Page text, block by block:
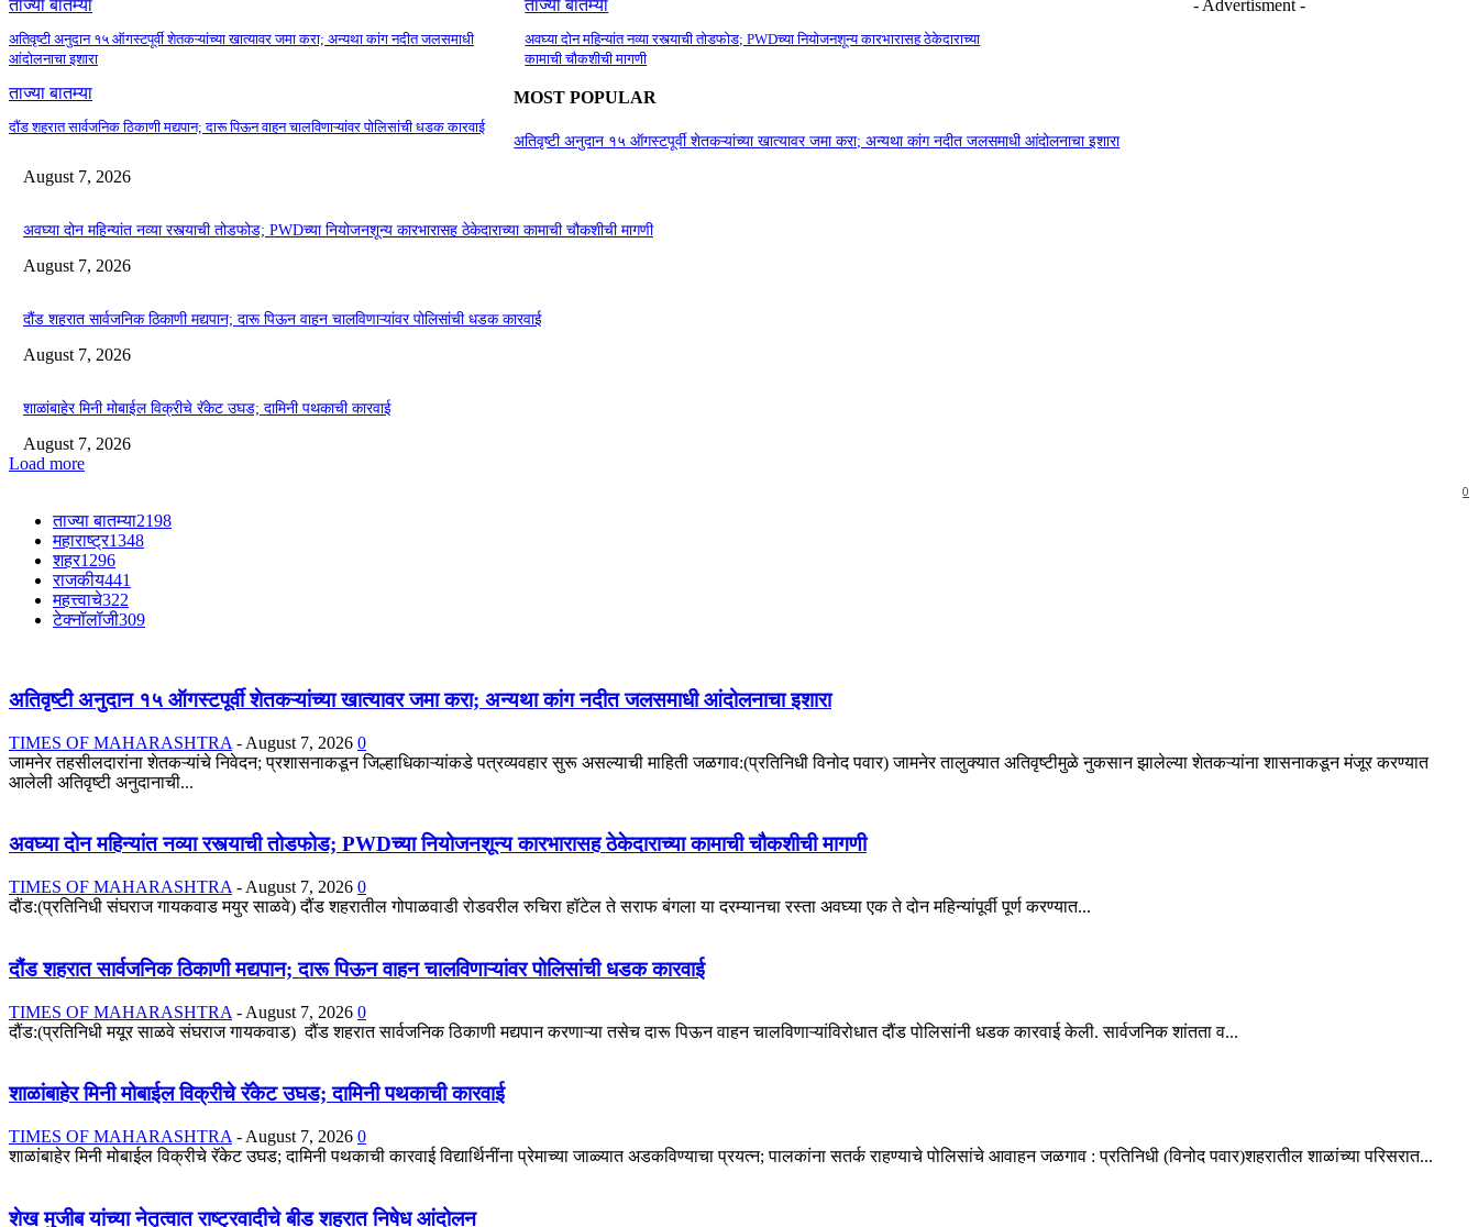
ताज्या बातम्या
अतिवृष्टी अनुदान १५ ऑगस्टपूर्वी शेतकऱ्यांच्या खात्यावर जमा करा; अन्यथा कांग नदीत जलसमाधी
आंदोलनाचा इशारा
ताज्या बातम्या
अवघ्या दोन महिन्यांत नव्या रस्त्याची तोडफोड; PWDच्या नियोजनशून्य कारभारासह ठेकेदाराच्या
कामाची चौकशीची मागणी
ताज्या बातम्या
दौंड शहरात सार्वजनिक ठिकाणी मद्यपान; दारू पिऊन वाहन चालविणाऱ्यांवर पोलिसांची धडक कारवाई
- Advertisment -
MOST POPULAR
अतिवृष्टी अनुदान १५ ऑगस्टपूर्वी शेतकऱ्यांच्या खात्यावर जमा करा; अन्यथा कांग नदीत जलसमाधी आंदोलनाचा इशारा
August 7, 2026
अवघ्या दोन महिन्यांत नव्या रस्त्याची तोडफोड; PWDच्या नियोजनशून्य कारभारासह ठेकेदाराच्या कामाची चौकशीची मागणी
August 7, 2026
दौंड शहरात सार्वजनिक ठिकाणी मद्यपान; दारू पिऊन वाहन चालविणाऱ्यांवर पोलिसांची धडक कारवाई
August 7, 2026
शाळांबाहेर मिनी मोबाईल विक्रीचे रॅकेट उघड; दामिनी पथकाची कारवाई
August 7, 2026
Load more
0
ताज्या बातम्या2198
महाराष्ट्र1348
शहर1296
राजकीय441
महत्त्वाचे322
टेक्नॉलॉजी309
अतिवृष्टी अनुदान १५ ऑगस्टपूर्वी शेतकऱ्यांच्या खात्यावर जमा करा; अन्यथा कांग नदीत जलसमाधी आंदोलनाचा इशारा
TIMES OF MAHARASHTRA - August 7, 2026 0
जामनेर तहसीलदारांना शेतकऱ्यांचे निवेदन; प्रशासनाकडून जिल्हाधिकाऱ्यांकडे पत्रव्यवहार सुरू असल्याची माहिती जळगाव:(प्रतिनिधी विनोद पवार) जामनेर तालुक्यात अतिवृष्टीमुळे नुकसान झालेल्या शेतकऱ्यांना शासनाकडून मंजूर करण्यात
आलेली अतिवृष्टी अनुदानाची...
अवघ्या दोन महिन्यांत नव्या रस्त्याची तोडफोड; PWDच्या नियोजनशून्य कारभारासह ठेकेदाराच्या कामाची चौकशीची मागणी
TIMES OF MAHARASHTRA - August 7, 2026 0
दौंड:(प्रतिनिधी संघराज गायकवाड मयुर साळवे) दौंड शहरातील गोपाळवाडी रोडवरील रुचिरा हॉटेल ते सराफ बंगला या दरम्यानचा रस्ता अवघ्या एक ते दोन महिन्यांपूर्वी पूर्ण करण्यात...
दौंड शहरात सार्वजनिक ठिकाणी मद्यपान; दारू पिऊन वाहन चालविणाऱ्यांवर पोलिसांची धडक कारवाई
TIMES OF MAHARASHTRA - August 7, 2026 0
दौंड:(प्रतिनिधी मयूर साळवे संघराज गायकवाड) दौंड शहरात सार्वजनिक ठिकाणी मद्यपान करणाऱ्या तसेच दारू पिऊन वाहन चालविणाऱ्यांविरोधात दौंड पोलिसांनी धडक कारवाई केली. सार्वजनिक शांतता व...
शाळांबाहेर मिनी मोबाईल विक्रीचे रॅकेट उघड; दामिनी पथकाची कारवाई
TIMES OF MAHARASHTRA - August 7, 2026 0
शाळांबाहेर मिनी मोबाईल विक्रीचे रॅकेट उघड; दामिनी पथकाची कारवाई विद्यार्थिनींना प्रेमाच्या जाळ्यात अडकविण्याचा प्रयत्न; पालकांना सतर्क राहण्याचे पोलिसांचे आवाहन जळगाव : प्रतिनिधी (विनोद पवार)शहरातील शाळांच्या परिसरात...
शेख मुजीब यांच्या नेतृत्वात राष्ट्रवादीचे बीड शहरात निषेध आंदोलन